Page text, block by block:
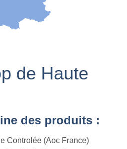
de Haute
des produits :
Controlée (Aoc France)